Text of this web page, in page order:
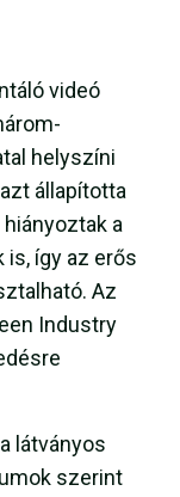
videó
helyszíni
állapította
a
is, így az erős
Az
Industry
látványos
szerint